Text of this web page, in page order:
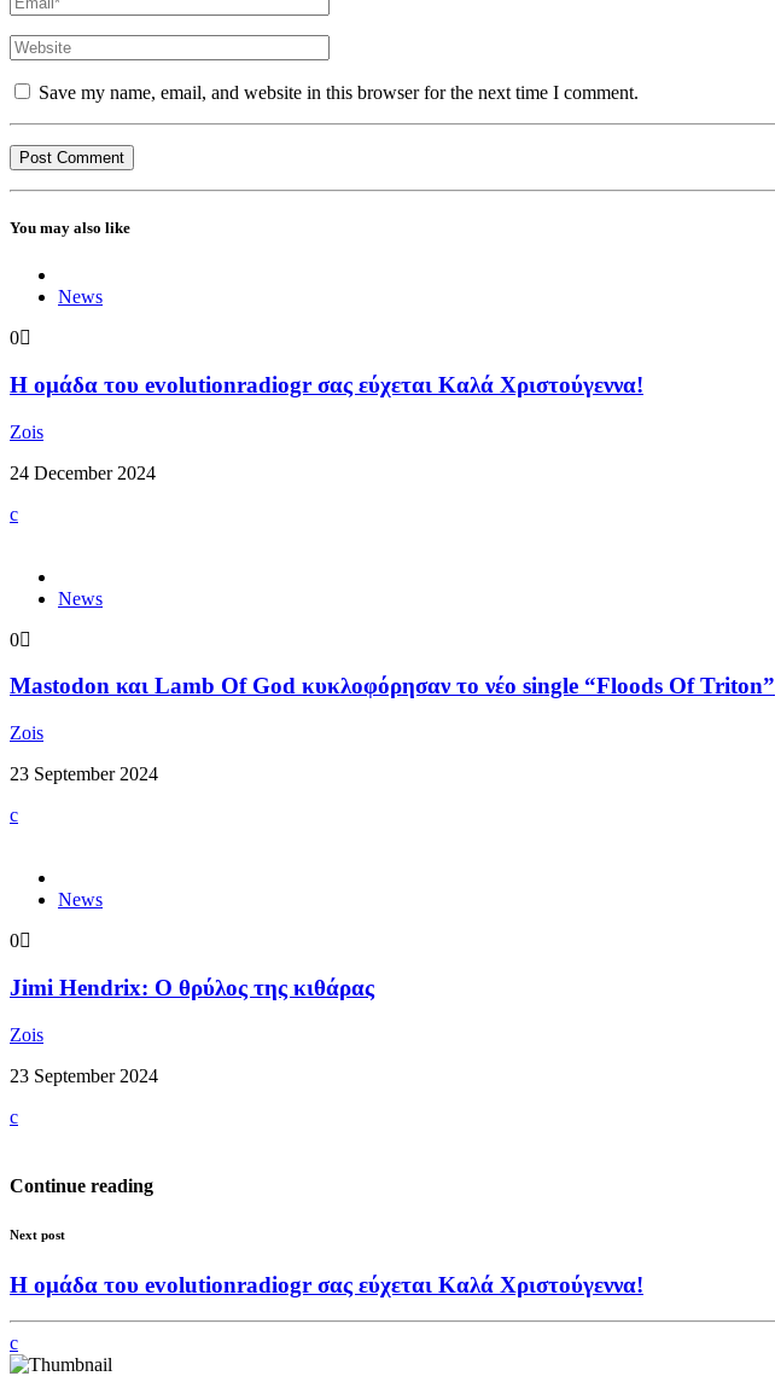
Save my name, email, and website in this browser for the next time I comment.
You may also like
News
0
Η ομάδα του evolutionradiogr σας εύχεται Καλά Χριστούγεννα!
Zois
24 December 2024
News
0
Mastodon και Lamb Of God κυκλοφόρησαν το νέο single “Floods Of Triton”
Zois
23 September 2024
News
0
Jimi Hendrix: Ο θρύλος της κιθάρας
Zois
23 September 2024
Continue reading
Next post
Η ομάδα του evolutionradiogr σας εύχεται Καλά Χριστούγεννα!